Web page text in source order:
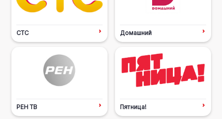
СТС Домашний
РЕН ТВ Пятница!